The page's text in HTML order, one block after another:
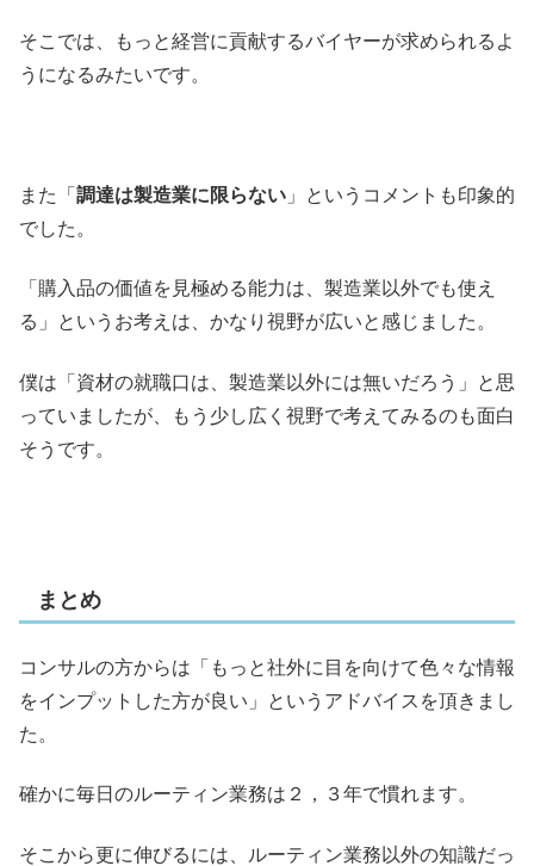
そこでは、もっと経営に貢献するバイヤーが求められるよ
うになるみたいです。
また「 調達は製造業に限らない 」というコメントも印象的
でした。
「購入品の価値を見極める能力は、製造業以外でも使え
る」というお考えは、かなり視野が広いと感じました。
僕は「資材の就職口は、製造業以外には無いだろう」と思
っていましたが、もう少し広く視野で考えてみるのも面白
そうです。
まとめ
コンサルの方からは「もっと社外に目を向けて色々な情報
をインプットした方が良い」というアドバイスを頂きまし
た。
確かに毎日のルーティン業務は２，３年で慣れます。
そこから更に伸びるには、ルーティン業務以外の知識だっ